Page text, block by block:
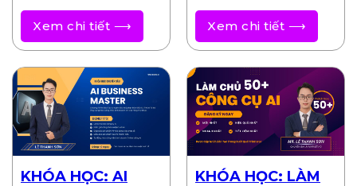
thiệu và hướng dẫn
chi tiết cách sử
dụng 25 công…
Xem chi tiết ⟶
các nền tảng AI phổ
biến…
Xem chi tiết ⟶
KHÓA HỌC: AI
KHÓA HỌC: LÀM